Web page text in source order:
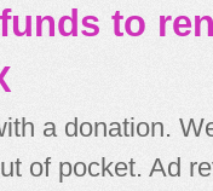
to
a donation.
of pocket. Ad